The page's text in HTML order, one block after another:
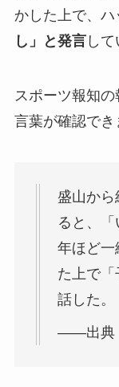
かした上で、ハ
し」と発言して
スポーツ報知
言葉が確認でき
盛山か
ると、
年ほど一
た上で「
話した。
――出典